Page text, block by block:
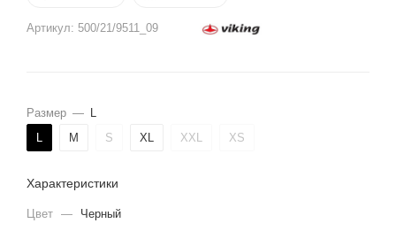
Артикул: 500/21/9511_09
Размер — L
L
M S XL XXL ХS
Характеристики
Цвет — Черный